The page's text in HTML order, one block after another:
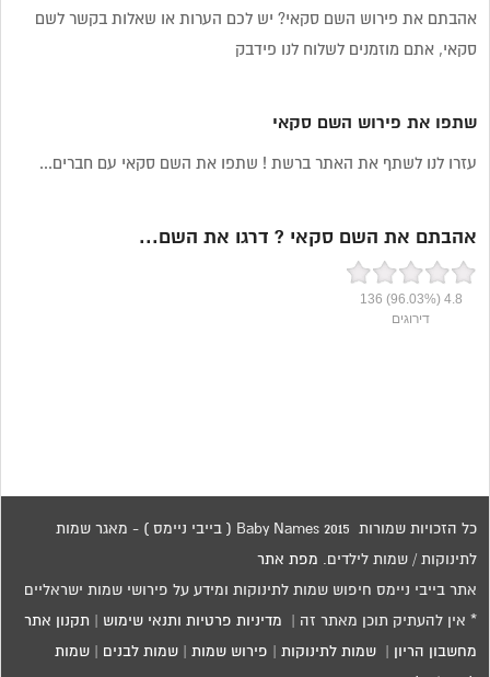
אהבתם את פירוש השם סקאי? יש לכם הערות או שאלות בקשר לשם
סקאי, אתם מוזמנים לשלוח לנו פידבק
שתפו את פירוש השם סקאי
עזרו לנו לשתף את האתר ברשת ! שתפו את השם סקאי עם חברים...
אהבתם את השם סקאי ? דרגו את השם...
4.8
(96.03%)
136
דירוגים
כל הזכויות שמורות 2015 Baby Names ( בייבי ניימס ) - מאגר שמות
לתינוקות / שמות לילדים. מפת אתר
אתר בייבי ניימס חיפוש שמות לתינוקות ומידע על פירושי שמות ישראליים
* אין להעתיק תוכן מאתר זה | מדיניות פרטיות ותנאי שימוש תקנון אתר
מחשבון הריון |שמות לתינוקות פירוש שמות |שמות לבנים |שמות